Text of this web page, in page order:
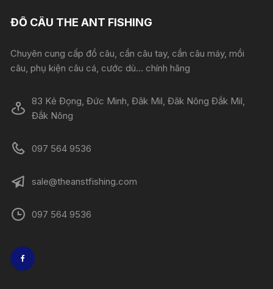
ĐỒ CÂU THE ANT FISHING
Chuyên cung cấp đồ câu, cần câu tay, cần câu máy, mồi
câu, phụ kiện câu cá, cước dù... chính hãng
83 Kẻ Đọng, Đức Minh, Đăk Mil, Đăk Nông Đắk Mil,
Đắk Nông
097 564 9536
sale@theanstfishing.com
097 564 9536